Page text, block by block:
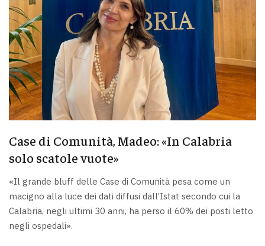
Case di Comunità, Madeo: «In Calabria
solo scatole vuote»
«Il grande bluff delle Case di Comunità pesa come un
macigno alla luce dei dati diffusi dall’Istat secondo cui la
Calabria, negli ultimi 30 anni, ha perso il 60% dei posti letto
negli ospedali».